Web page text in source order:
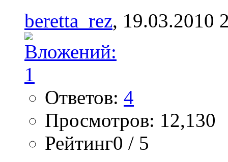
beretta_rez, 19.03.2010
Ответов: 4
Просмотров: 12,130
Рейтинг0 / 5